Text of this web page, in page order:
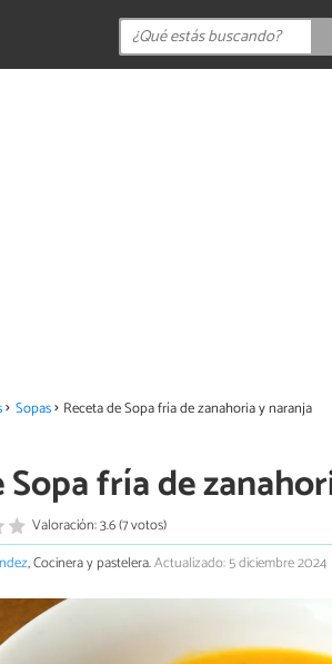
Sopas Receta de Sopa fría de zanahoria y naranja
Sopa fría de
Valoración: 3.6 (7 votos)
, Cocinera y pastelera.Actualizado: 5 diciembre 2024